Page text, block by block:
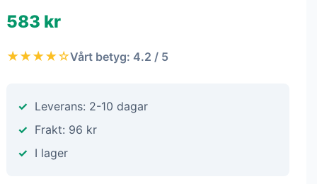
583 kr
★★★★☆Vårt betyg: 4.2 / 5
Leverans: 2-10 dagar
Frakt: 96 kr
I lager